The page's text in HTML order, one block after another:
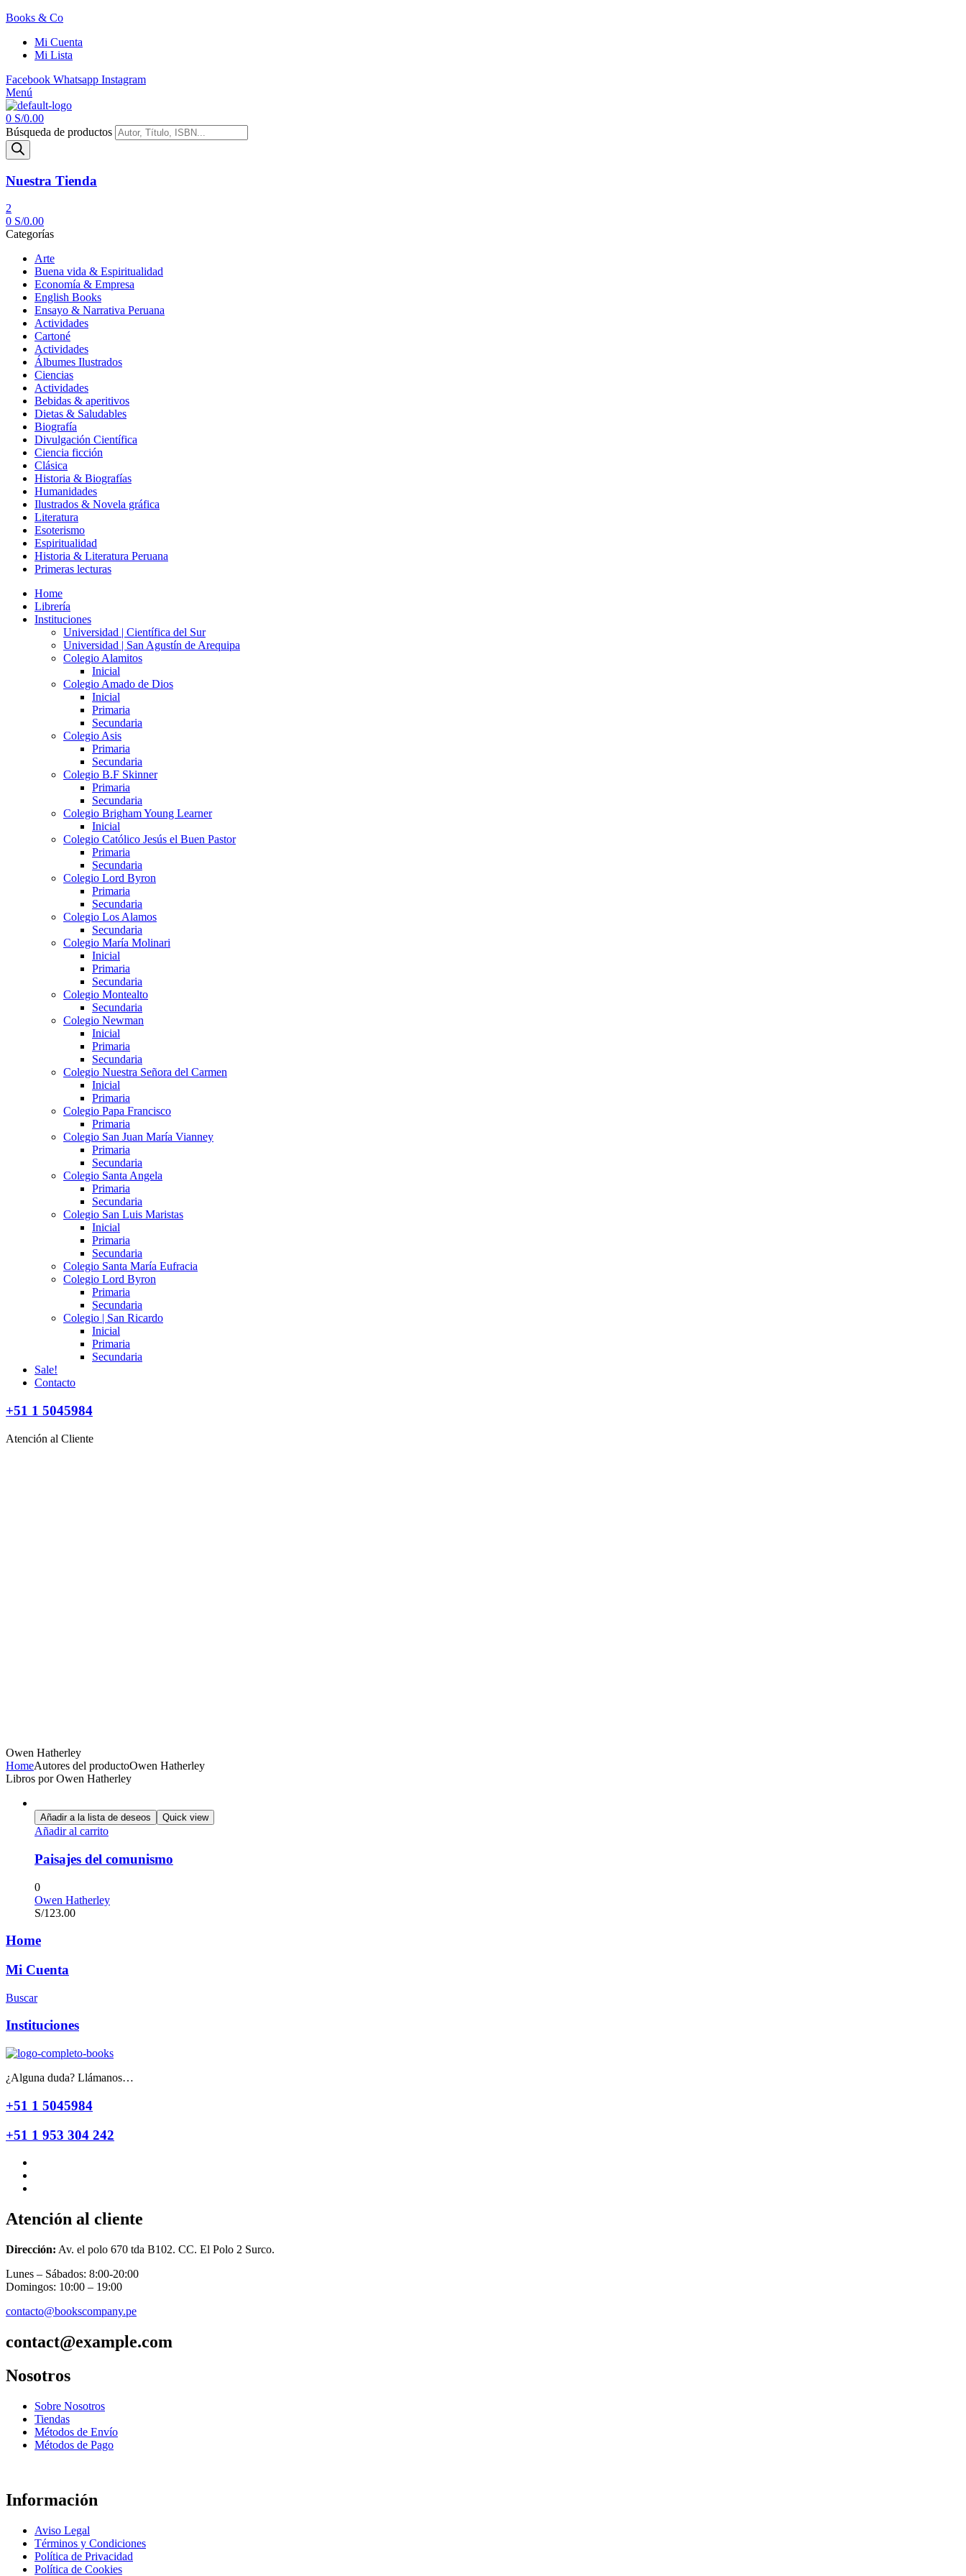
Books & Co
Mi Cuenta
Mi Lista
Facebook Whatsapp Instagram
Menú
0 S/0.00
Búsqueda de productos
Nuestra Tienda
2
0 S/0.00
Categorías
Arte
Buena vida & Espiritualidad
Economía & Empresa
English Books
Ensayo & Narrativa Peruana
Actividades
Cartoné
Actividades
Álbumes Ilustrados
Ciencias
Actividades
Bebidas & aperitivos
Dietas & Saludables
Biografía
Divulgación Científica
Ciencia ficción
Clásica
Historia & Biografías
Humanidades
Ilustrados & Novela gráfica
Literatura
Esoterismo
Espiritualidad
Historia & Literatura Peruana
Primeras lecturas
Home
Librería
Instituciones
Universidad | Científica del Sur
Universidad | San Agustín de Arequipa
Colegio Alamitos
Inicial
Colegio Amado de Dios
Inicial
Primaria
Secundaria
Colegio Asis
Primaria
Secundaria
Colegio B.F Skinner
Primaria
Secundaria
Colegio Brigham Young Learner
Inicial
Colegio Católico Jesús el Buen Pastor
Primaria
Secundaria
Colegio Lord Byron
Primaria
Secundaria
Colegio Los Alamos
Secundaria
Colegio María Molinari
Inicial
Primaria
Secundaria
Colegio Montealto
Secundaria
Colegio Newman
Inicial
Primaria
Secundaria
Colegio Nuestra Señora del Carmen
Inicial
Primaria
Colegio Papa Francisco
Primaria
Colegio San Juan María Vianney
Primaria
Secundaria
Colegio Santa Angela
Primaria
Secundaria
Colegio San Luis Maristas
Inicial
Primaria
Secundaria
Colegio Santa María Eufracia
Colegio Lord Byron
Primaria
Secundaria
Colegio | San Ricardo
Inicial
Primaria
Secundaria
Sale!
Contacto
+51 1 5045984
Atención al Cliente
Owen Hatherley
HomeAutores del productoOwen Hatherley
Libros por Owen Hatherley
Añadir a la lista de deseos Quick view
Añadir al carrito
Paisajes del comunismo
0
Owen Hatherley
S/123.00
Home
Mi Cuenta
Buscar
Instituciones
¿Alguna duda? Llámanos…
+51 1 5045984
+51 1 953 304 242
Atención al cliente
Dirección: Av. el polo 670 tda B102. CC. El Polo 2 Surco.
Lunes – Sábados: 8:00-20:00
Domingos: 10:00 – 19:00
contacto@bookscompany.pe
contact@example.com
Nosotros
Sobre Nosotros
Tiendas
Métodos de Envío
Métodos de Pago
Información
Aviso Legal
Términos y Condiciones
Política de Privacidad
Política de Cookies